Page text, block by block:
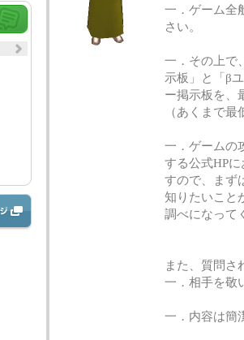
一．ゲーム全
さい。
一．その上で
示板」と「β
ー掲示板を、
（あくまで
一．ゲームの
する公式HP
すので、まず
知りたいこと
調べになって
また、質問さ
一．相手を敬
一．内容は簡